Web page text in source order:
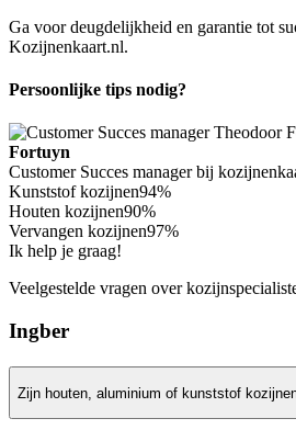
Ga voor deugdelijkheid en garantie tot
Kozijnenkaart.nl.
Persoonlijke tips nodig?
Fortuyn
Customer Succes manager bij
Kunststof kozijnen94%
Houten kozijnen90%
Vervangen kozijnen97%
Ik help je graag!
Veelgestelde vragen over
Ingber
Zijn houten, aluminium of kunststof